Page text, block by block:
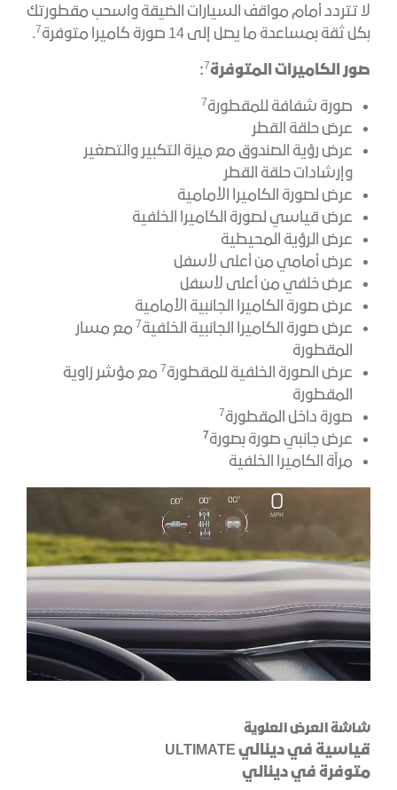
لا تتردد أمام مواقف السيارات الضيقة واسحب مقطورتك
بكل ثقة بمساعدة ما يصل إلى 14 صورة كاميرا متوفرة
7
.
صور الكاميرات المتوفرة7
:
صورة شفافة للمقطورة7
عرض حلقة القطر
عرض رؤية الصندوق مع ميزة التكبير والتصغير
وإرشادات حلقة القطر
عرض لصورة الكاميرا الأمامية
عرض قياسي لصورة الكاميرا الخلفية
عرض الرؤية المحيطية
عرض أمامي من أعلى لأسفل
عرض خلفي من أعلى لأسفل
عرض صورة الكاميرا الجانبية الأمامية
عرض صورة الكاميرا الجانبية الخلفية7 مع مسار
المقطورة
عرض الصورة الخلفية للمقطورة7 مع مؤشر زاوية
المقطورة
صورة داخل المقطورة7
عرض جانبي صورة بصورة7
مرآة الكاميرا الخلفية
شاشة العرض العلوية
قياسية في دينالي ULTIMATE
متوفرة في دينالي